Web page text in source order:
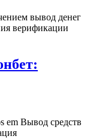
вывод денег
верификации
em Вывод средств